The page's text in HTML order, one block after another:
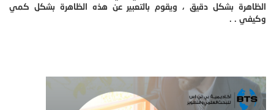
الظاهرة بشكل دقيق ، ويقوم بالتعبير عن هذه الظاهرة بشكل كمي
وكيفي . .